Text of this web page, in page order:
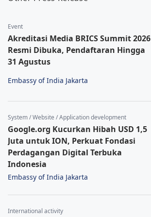
Event
Akreditasi Media BRICS Summit 2026
Resmi Dibuka, Pendaftaran Hingga
31 Agustus
Embassy of India Jakarta
System / Website / Application development
Google.org Kucurkan Hibah USD 1,5
Juta untuk ION, Perkuat Fondasi
Perdagangan Digital Terbuka
Indonesia
Embassy of India Jakarta
International activity